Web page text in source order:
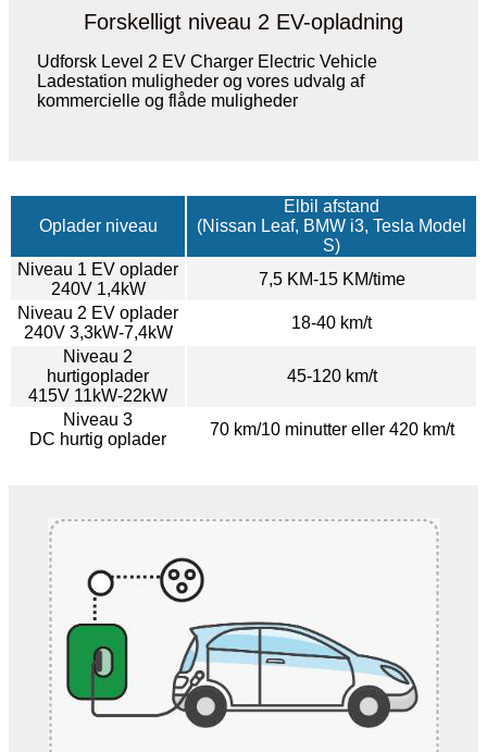
Forskelligt niveau 2 EV-opladning
Udforsk Level 2 EV Charger Electric Vehicle
Ladestation muligheder og vores udvalg af
kommercielle og flåde muligheder
Oplader niveau
Elbil afstand
(Nissan Leaf, BMW i3, Tesla Model
S)
Niveau 1 EV oplader
240V 1,4kW
7,5 KM-15 KM/time
Niveau 2 EV oplader
240V 3,3kW-7,4kW
18-40 km/t
Niveau 2
hurtigoplader
415V 11kW-22kW
45-120 km/t
Niveau 3
DC hurtig oplader
70 km/10 minutter eller 420 km/t